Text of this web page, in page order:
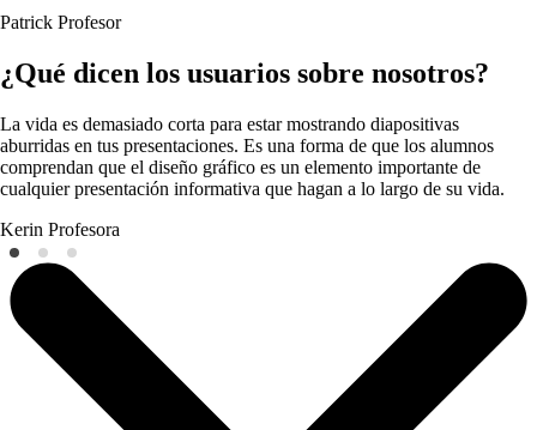
Patrick Profesor
¿Qué dicen los usuarios sobre nosotros?
La vida es demasiado corta para estar mostrando diapositivas
aburridas en tus presentaciones. Es una forma de que los alumnos
comprendan que el diseño gráfico es un elemento importante de
cualquier presentación informativa que hagan a lo largo de su vida.
Kerin Profesora